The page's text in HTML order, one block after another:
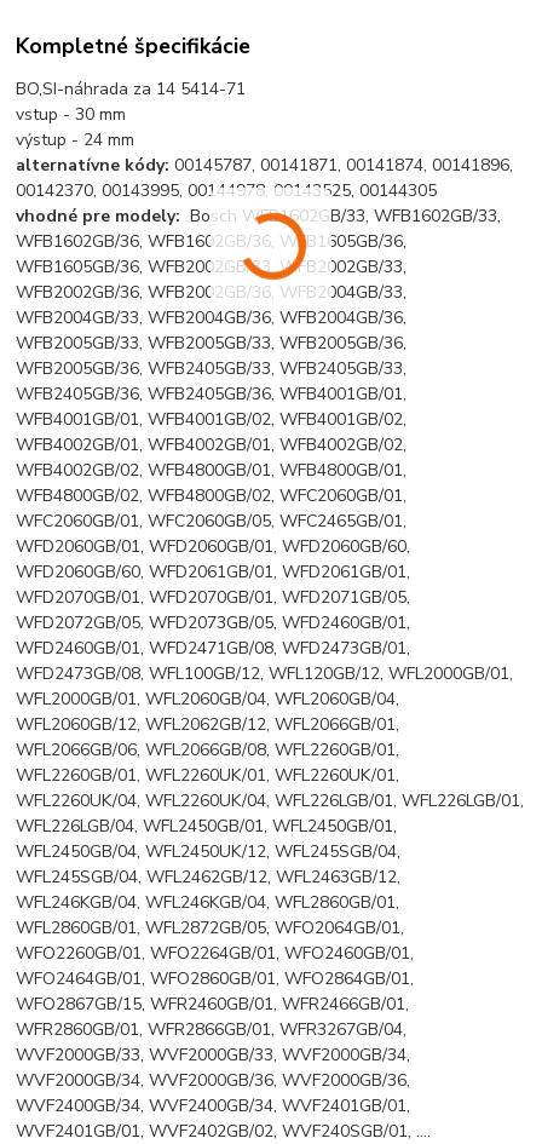
Kompletné špecifikácie
BO,SI-náhrada za 14 5414-71
vstup - 30 mm
výstup - 24 mm
alternatívne kódy:00145787, 00141871, 00141874, 00141896,
00142370, 00143995, 00144978, 00143525, 00144305
vhodné pre modely: Bosch WFB1602GB/33, WFB1602GB/33,
WFB1602GB/36, WFB1602GB/36, WFB1605GB/36,
WFB1605GB/36, WFB2002GB/33, WFB2002GB/33,
WFB2002GB/36, WFB2002GB/36, WFB2004GB/33,
WFB2004GB/33, WFB2004GB/36, WFB2004GB/36,
WFB2005GB/33, WFB2005GB/33, WFB2005GB/36,
WFB2005GB/36, WFB2405GB/33, WFB2405GB/33,
WFB2405GB/36, WFB2405GB/36, WFB4001GB/01,
WFB4001GB/01, WFB4001GB/02, WFB4001GB/02,
WFB4002GB/01, WFB4002GB/01, WFB4002GB/02,
WFB4002GB/02, WFB4800GB/01, WFB4800GB/01,
WFB4800GB/02, WFB4800GB/02, WFC2060GB/01,
WFC2060GB/01, WFC2060GB/05, WFC2465GB/01,
WFD2060GB/01, WFD2060GB/01, WFD2060GB/60,
WFD2060GB/60, WFD2061GB/01, WFD2061GB/01,
WFD2070GB/01, WFD2070GB/01, WFD2071GB/05,
WFD2072GB/05, WFD2073GB/05, WFD2460GB/01,
WFD2460GB/01, WFD2471GB/08, WFD2473GB/01,
WFD2473GB/08, WFL100GB/12, WFL120GB/12, WFL2000GB/01,
WFL2000GB/01, WFL2060GB/04, WFL2060GB/04,
WFL2060GB/12, WFL2062GB/12, WFL2066GB/01,
WFL2066GB/06, WFL2066GB/08, WFL2260GB/01,
WFL2260GB/01, WFL2260UK/01, WFL2260UK/01,
WFL2260UK/04, WFL2260UK/04, WFL226LGB/01, WFL226LGB/01,
WFL226LGB/04, WFL2450GB/01, WFL2450GB/01,
WFL2450GB/04, WFL2450UK/12, WFL245SGB/04,
WFL245SGB/04, WFL2462GB/12, WFL2463GB/12,
WFL246KGB/04, WFL246KGB/04, WFL2860GB/01,
WFL2860GB/01, WFL2872GB/05, WFO2064GB/01,
WFO2260GB/01, WFO2264GB/01, WFO2460GB/01,
WFO2464GB/01, WFO2860GB/01, WFO2864GB/01,
WFO2867GB/15, WFR2460GB/01, WFR2466GB/01,
WFR2860GB/01, WFR2866GB/01, WFR3267GB/04,
WVF2000GB/33, WVF2000GB/33, WVF2000GB/34,
WVF2000GB/34, WVF2000GB/36, WVF2000GB/36,
WVF2400GB/34, WVF2400GB/34, WVF2401GB/01,
WVF2401GB/01, WVF2402GB/02, WVF240SGB/01, ....